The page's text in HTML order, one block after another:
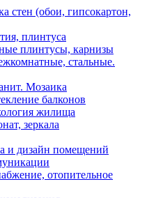
стен (обои, гипсокартон,
плинтуса
плинтусы, карнизы
стальные.
Мозаика
балконов
жилища
зеркала
и дизайн помещений
отопительное